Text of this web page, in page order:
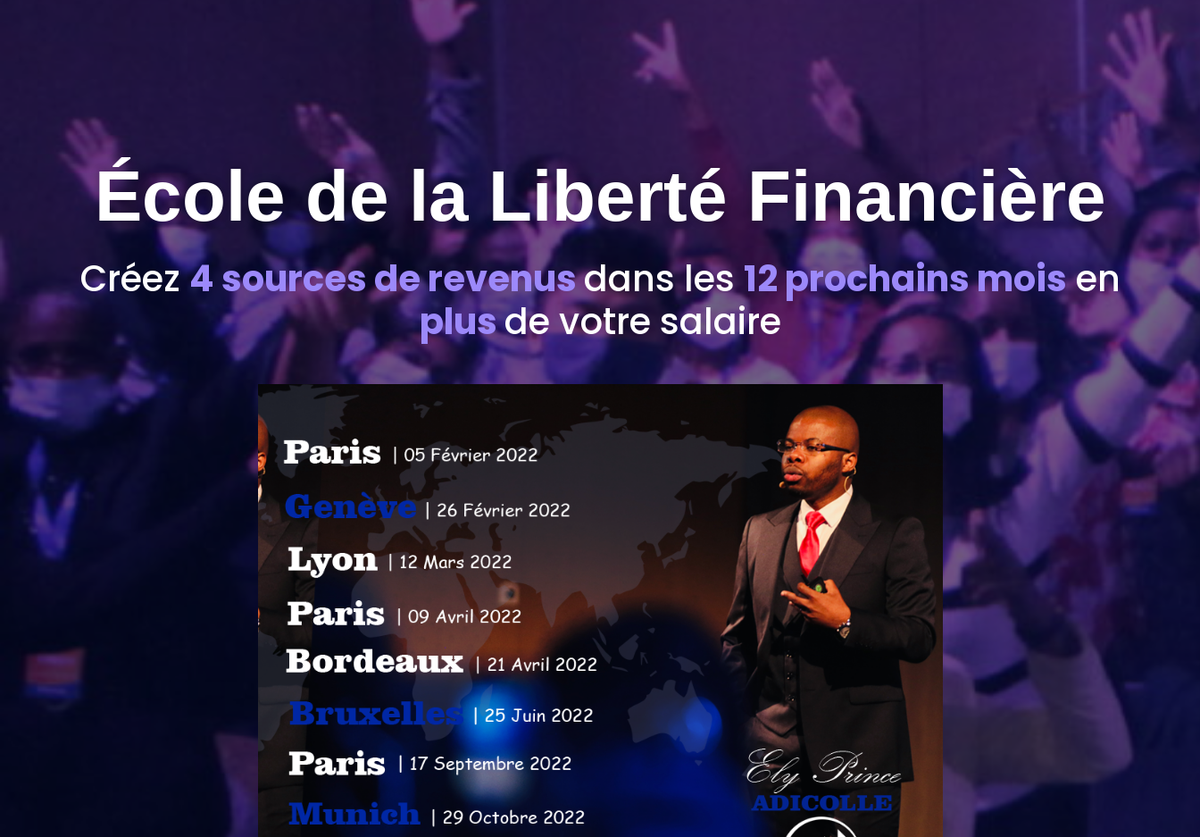
École de la Liberté Financière
Créez4 sources de revenusdans les12 prochains moisen
plusde votre salaire